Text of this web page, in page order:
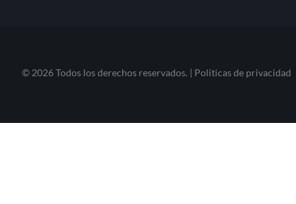
© 2026 Todos los derechos reservados. | Politicas de privacidad